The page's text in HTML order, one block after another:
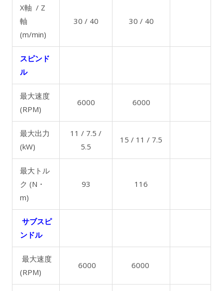
X軸 / Z
軸
(m/min)
30 / 40 30 / 40
スピンド
ル
最大速度
(RPM)
6000 6000
最大出力
(kW)
11 / 7.5 /
5.5
15 / 11 / 7.5
最大トル
ク (N・
m)
93 116
サブスピ
ンドル
最大速度
(RPM)
6000 6000